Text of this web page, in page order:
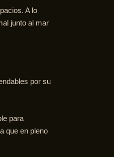
A lo
junto al mar
por su
para
que en pleno